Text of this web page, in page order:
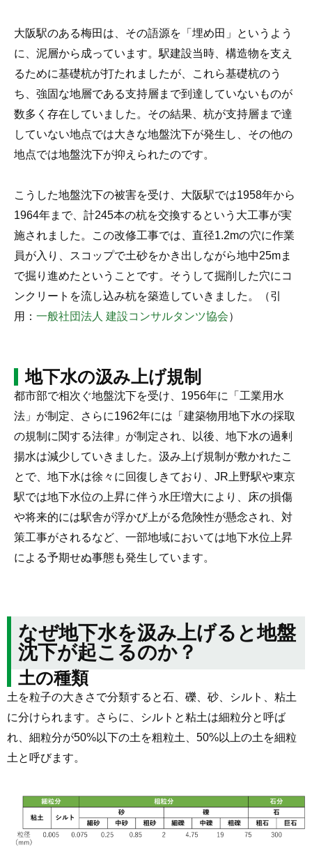
大阪駅のある梅田は、その語源を「埋め田」というよう
に、泥層から成っています。駅建設当時、構造物を支え
るために基礎杭が打たれましたが、これら基礎杭のう
ち、強固な地層である支持層まで到達していないものが
数多く存在していました。その結果、杭が支持層まで達
していない地点では大きな地盤沈下が発生し、その他の
地点では地盤沈下が抑えられたのです。
こうした地盤沈下の被害を受け、大阪駅では1958年から
1964年まで、計245本の杭を交換するという大工事が実
施されました。この改修工事では、直径1.2mの穴に作業
員が入り、スコップで土砂をかき出しながら地中25mま
で掘り進めたということです。そうして掘削した穴にコ
ンクリートを流し込み杭を築造していきました。（引
用： 一般社団法人 建設コンサルタンツ協会）
地下水の汲み上げ規制
都市部で相次ぐ地盤沈下を受け、1956年に「工業用水
法」が制定、さらに1962年には「建築物用地下水の採取
の規制に関する法律」が制定され、以後、地下水の過剰
揚水は減少していきました。汲み上げ規制が敷かれたこ
とで、地下水は徐々に回復しきており、JR上野駅や東京
駅では地下水位の上昇に伴う水圧増大により、床の損傷
や将来的には駅舎が浮かび上がる危険性が懸念され 、対
策工事がされるなど、一部地域においては地下水位上昇
による予期せぬ事態も発生しています。
なぜ地下水を汲み上げると地盤
沈下が起こるのか？
土の種類
土を粒子の大きさで分類すると石、礫、砂、シルト、粘土
に分けられます。さらに、シルトと粘土は細粒分と呼ば
れ、細粒分が50%以下の土を粗粒土、50%以上の土を細粒
土と呼びます。